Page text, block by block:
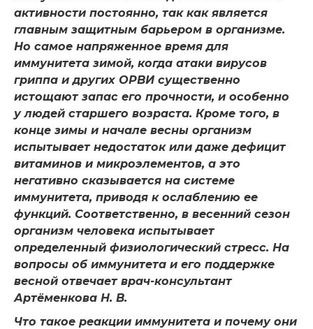
активности постоянно, так как является
главным защитным барьером в организме.
Но самое напряженное время для
иммунитета зимой, когда атаки вирусов
гриппа и других ОРВИ существенно
истощают запас его прочности, и особенно
у людей старшего возраста. Кроме того, в
конце зимы и начале весны организм
испытывает недостаток или даже дефицит
витаминов и микроэлементов, а это
негативно сказывается на системе
иммунитета, приводя к ослаблению ее
функций. Соответственно, в весенний сезон
организм человека испытывает
определенный физиологический стресс. На
вопросы об иммунитета и его поддержке
весной отвечает врач-консультант
Артёменкова Н. В.
Что такое реакции иммунитета и почему они